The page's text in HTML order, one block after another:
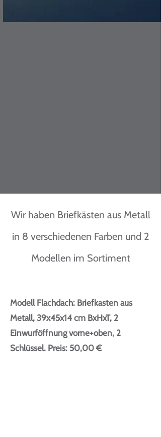
Wir haben Briefkästen aus Metall
in 8 verschiedenen Farben und 2
Modellen im Sortiment
Modell Flachdach: Briefkasten aus
Metall, 39x45x14 cm BxHxT, 2
Einwurföffnung vorne+oben, 2
Schlüssel. Preis: 50,00 €